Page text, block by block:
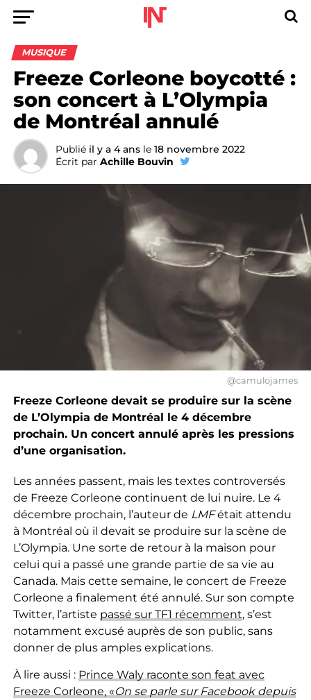
MUSIQUE
Freeze Corleone boycotté :
son concert à L’Olympia
de Montréal annulé
Publié il y a 4 ans le 18 novembre 2022
Écrit par Achille Bouvin
@camulojames
Freeze Corleone devait se produire sur la scène
de L’Olympia de Montréal le 4 décembre
prochain. Un concert annulé après les pressions
d’une organisation.
Les années passent, mais les textes controversés
de Freeze Corleone continuent de lui nuire. Le 4
décembre prochain, l’auteur de LMFétait attendu
à Montréal où il devait se produire sur la scène de
L’Olympia. Une sorte de retour à la maison pour
celui qui a passé une grande partie de sa vie au
Canada. Mais cette semaine, le concert de Freeze
Corleone a finalement été annulé. Sur son compte
Twitter, l’artiste passé sur TF1 récemment, s’est
notamment excusé auprès de son public, sans
donner de plus amples explications.
À lire aussi : Prince Waly raconte son feat avec
Freeze Corleone, «On se parle sur Facebook depuis